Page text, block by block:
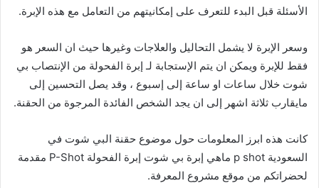
الأسئلة قبل البدء للتعرف على إمكانيتهم من التعامل مع هذه الإبرة.
وسعر الإبرة لا يشمل التحاليل والعلاجات وغيرها حيث ان السعر هو
فقط للإبرة ويمكن ان يتم الإستجابة لـ إبرة الفحولة من الإنتصاب بي
شوت خلال ساعات او ساعة إلى إسبوع ، وقد يصل التحسين إلى
مايقارب ثلاثة اشهر إلى ان يجد الشخص الفائدة المرجوة من الحقنة.
كانت هذه ابرز المعلومات حول موضوع حقنة البي شوت في
السعودية p shot ماهي إبرة بي شوت إبرة الفحولة P-Shot مقدمة
لحضراتكم من موقع مشروع المعرفة.